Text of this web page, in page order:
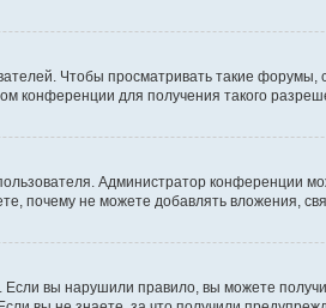
Чтобы просматривать такие форумы,
конференции для получения такого
Администратор конференции
почему не можете добавлять вложения,
вы нарушили правило, вы можете